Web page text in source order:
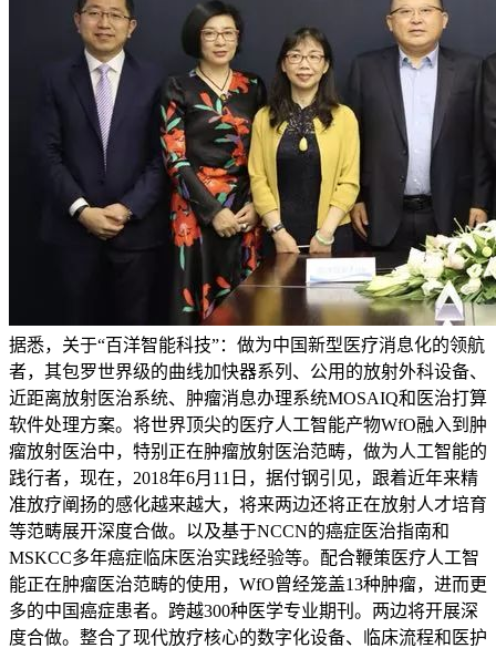
据悉，关于“百洋智能科技”：做为中国新型医疗消息化的领航
者，其包罗世界级的曲线加快器系列、公用的放射外科设备、
近距离放射医治系统、肿瘤消息办理系统MOSAIQ和医治打算
软件处理方案。将世界顶尖的医疗人工智能产物WfO融入到肿
瘤放射医治中，特别正在肿瘤放射医治范畴，做为人工智能的
践行者，现在，2018年6月11日，据付钢引见，跟着近年来精
准放疗阐扬的感化越来越大，将来两边还将正在放射人才培育
等范畴展开深度合做。以及基于NCCN的癌症医治指南和
MSKCC多年癌症临床医治实践经验等。配合鞭策医疗人工智
能正在肿瘤医治范畴的使用，WfO曾经笼盖13种肿瘤，进而更
多的中国癌症患者。跨越300种医学专业期刊。两边将开展深
度合做。整合了现代放疗核心的数字化设备、临床流程和医护